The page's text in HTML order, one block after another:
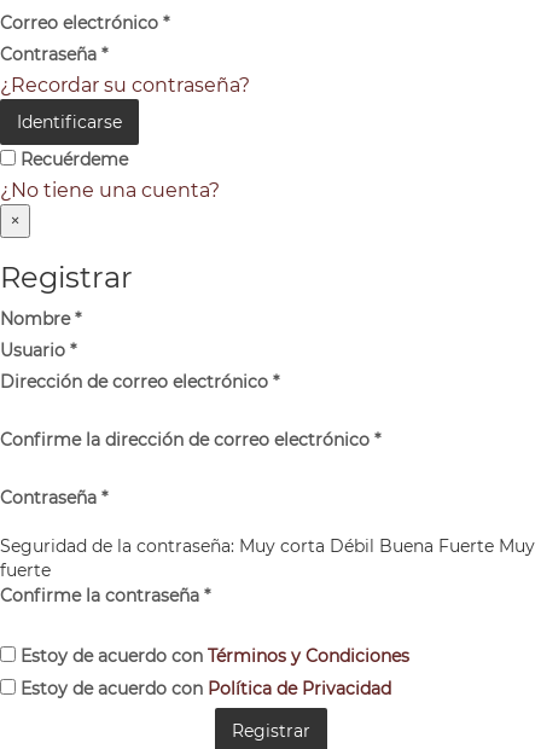
Correo electrónico *
Contraseña *
¿Recordar su contraseña?
Identificarse
Recuérdeme
¿No tiene una cuenta?
×
Registrar
Nombre*
Usuario *
Dirección de correo electrónico *
Confirme la dirección de correo electrónico *
Contraseña *
Seguridad de la contraseña: Muy corta Débil Buena Fuerte Muy
fuerte
Confirme la contraseña *
Estoy de acuerdo con Términos y Condiciones
Estoy de acuerdo con Política de Privacidad
Registrar